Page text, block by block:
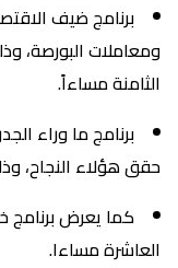
برنامج ضيف
ومعاملات البورصة،
الثامنة مساءاً.
برنامج ما وراء
حقق هؤلاء النجاح،
كما يعرض برنامج
العاشرة مساءا.